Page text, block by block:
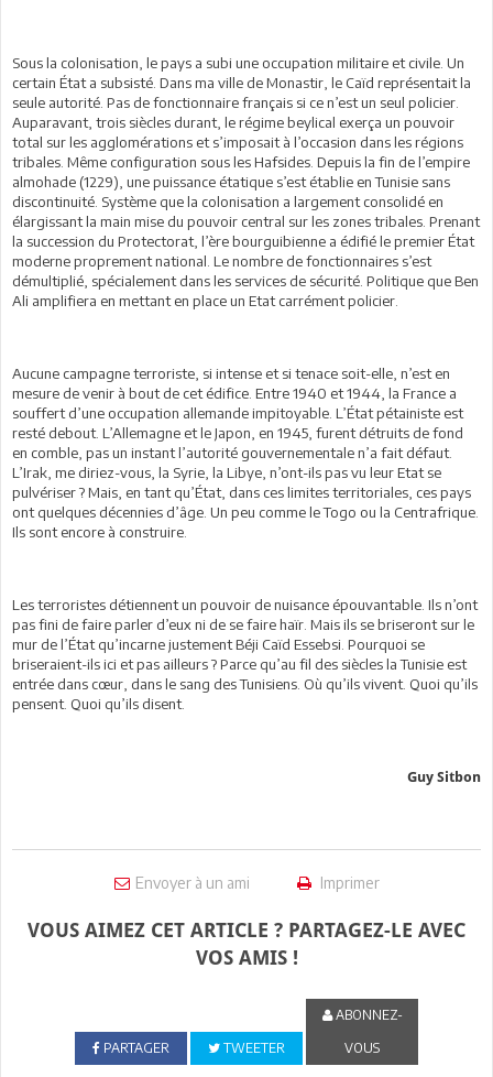
Sous la colonisation, le pays a subi une occupation militaire et civile. Un
certain État a subsisté. Dans ma ville de Monastir, le Caïd représentait la
seule autorité. Pas de fonctionnaire français si ce n’est un seul policier.
Auparavant, trois siècles durant, le régime beylical exerça un pouvoir
total sur les agglomérations et s’imposait à l’occasion dans les régions
tribales. Même configuration sous les Hafsides. Depuis la fin de l’empire
almohade (1229), une puissance étatique s’est établie en Tunisie sans
discontinuité. Système que la colonisation a largement consolidé en
élargissant la main mise du pouvoir central sur les zones tribales. Prenant
la succession du Protectorat, l’ère bourguibienne a édifié le premier État
moderne proprement national. Le nombre de fonctionnaires s’est
démultiplié, spécialement dans les services de sécurité. Politique que Ben
Ali amplifiera en mettant en place un Etat carrément policier.
Aucune campagne terroriste, si intense et si tenace soit-elle, n’est en
mesure de venir à bout de cet édifice. Entre 1940 et 1944, la France a
souffert d’une occupation allemande impitoyable. L’État pétainiste est
resté debout. L’Allemagne et le Japon, en 1945, furent détruits de fond
en comble, pas un instant l’autorité gouvernementale n’a fait défaut.
L’Irak, me diriez-vous, la Syrie, la Libye, n’ont-ils pas vu leur Etat se
pulvériser ? Mais, en tant qu’État, dans ces limites territoriales, ces pays
ont quelques décennies d’âge. Un peu comme le Togo ou la Centrafrique.
Ils sont encore à construire.
Les terroristes détiennent un pouvoir de nuisance épouvantable. Ils n’ont
pas fini de faire parler d’eux ni de se faire haïr. Mais ils se briseront sur le
mur de l’État qu’incarne justement Béji Caïd Essebsi. Pourquoi se
briseraient-ils ici et pas ailleurs ? Parce qu’au fil des siècles la Tunisie est
entrée dans cœur, dans le sang des Tunisiens. Où qu’ils vivent. Quoi qu’ils
pensent. Quoi qu’ils disent.
Guy Sitbon
Envoyer à un ami Imprimer
VOUS AIMEZ CET ARTICLE ? PARTAGEZ-LE AVEC
VOS AMIS !
PARTAGER TWEETER
ABONNEZ-
VOUS